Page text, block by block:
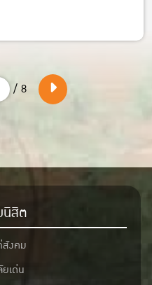
/ 8
นิสิต
สังคม
เด่น